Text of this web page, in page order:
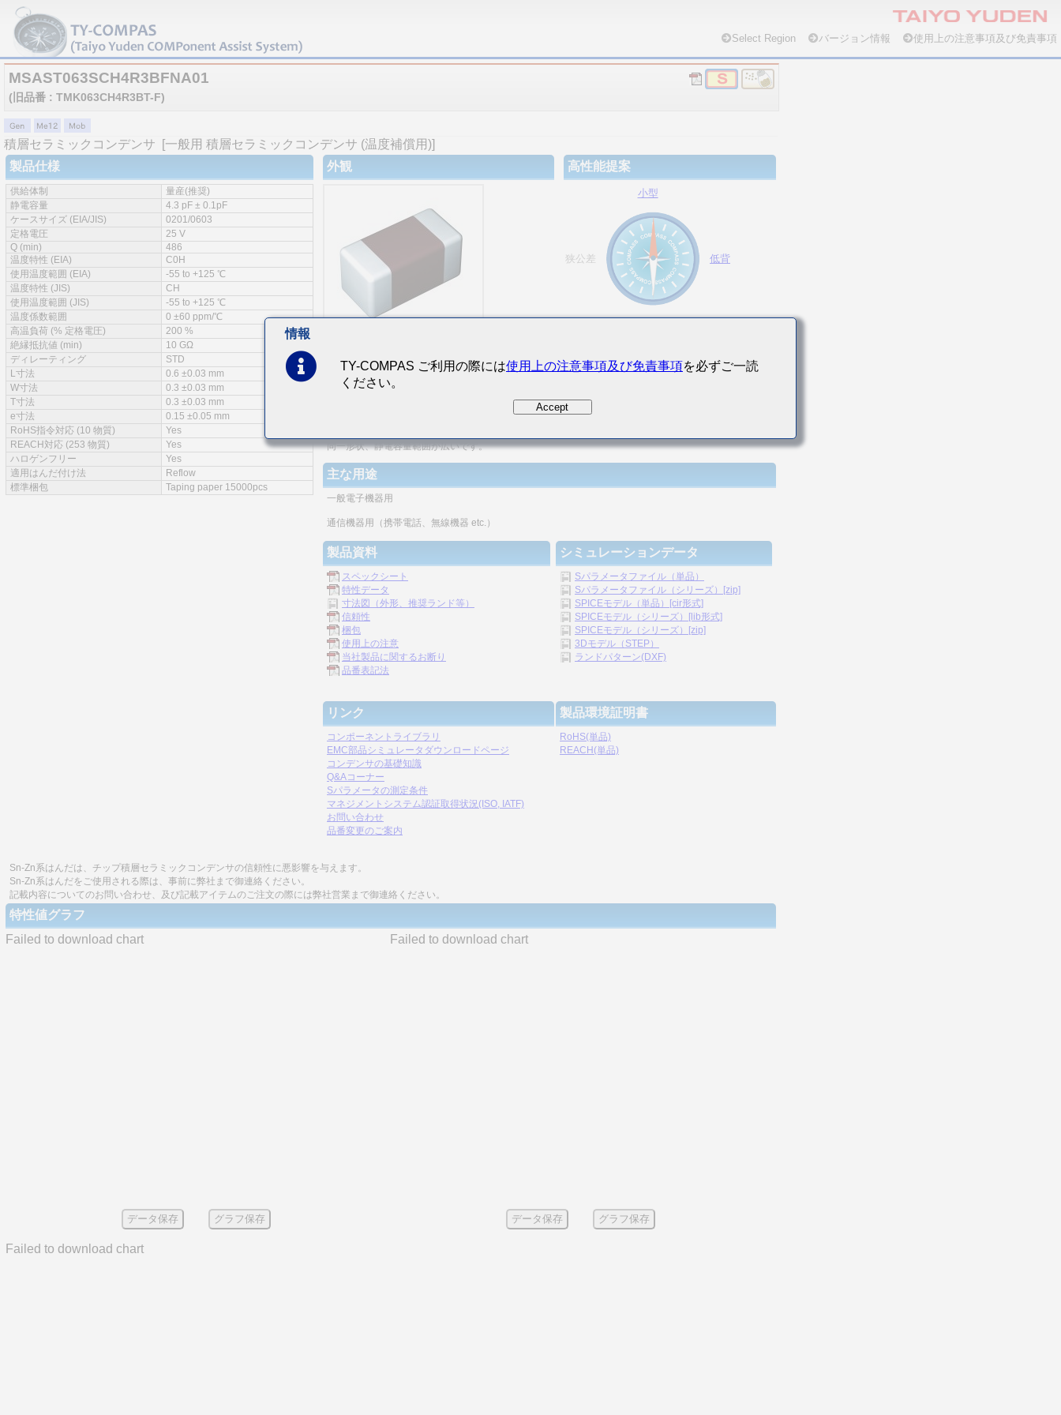
Select Region バージョン情報 使用上の注意事項及び免責事項
MSAST063SCH4R3BFNA01
(旧品番 : TMK063CH4R3BT-F)
積層セラミックコンデンサ
[一般用 積層セラミックコンデンサ (温度補償用)]
製品仕様
供給体制
量産(推奨)
静電容量
4.3 pF ± 0.1pF
ケースサイズ (EIA/JIS)
0201/0603
定格電圧
25 V
Q (min)
486
温度特性 (EIA)
C0H
使用温度範囲 (EIA)
-55 to +125 ℃
温度特性 (JIS)
CH
使用温度範囲 (JIS)
-55 to +125 ℃
温度係数範囲
0 ±60 ppm/℃
高温負荷 (% 定格電圧)
200 %
絶縁抵抗値 (min)
10 GΩ
ディレーティング
STD
L寸法
0.6 ±0.03 mm
W寸法
0.3 ±0.03 mm
T寸法
0.3 ±0.03 mm
e寸法
0.15 ±0.05 mm
RoHS指令対応 (10 物質)
Yes
REACH対応 (253 物質)
Yes
ハロゲンフリー
Yes
適用はんだ付け法
Reflow
標準梱包
Taping paper 15000pcs
外観 高性能提案
小型
狭公差 低背
特徴
同一形状、静電容量範囲が広いです。
主な用途
一般電子機器用
通信機器用（携帯電話、無線機器 etc.）
製品資料
スペックシート
特性データ
寸法図（外形、推奨ランド等）
信頼性
梱包
使用上の注意
当社製品に関するお断り
品番表記法
シミュレーションデータ
Sパラメータファイル（単品）
Sパラメータファイル（シリーズ）[zip]
SPICEモデル（単品）[cir形式]
SPICEモデル（シリーズ）[lib形式]
SPICEモデル（シリーズ）[zip]
3Dモデル（STEP）
ランドパターン(DXF)
リンク
コンポーネントライブラリ
EMC部品シミュレータダウンロードページ
コンデンサの基礎知識
Q&Aコーナー
Sパラメータの測定条件
マネジメントシステム認証取得状況(ISO, IATF)
お問い合わせ
品番変更のご案内
製品環境証明書
RoHS(単品)
REACH(単品)
Sn-Zn系はんだは、チップ積層セラミックコンデンサの信頼性に悪影響を与えます。
Sn-Zn系はんだをご使用される際は、事前に弊社まで御連絡ください。
記載内容についてのお問い合わせ、及び記載アイテムのご注文の際には弊社営業まで御連絡ください。
特性値グラフ
Failed to download chart
データ保存 グラフ保存
Failed to download chart
データ保存 グラフ保存
Failed to download chart
情報
TY-COMPAS ご利用の際には使用上の注意事項及び免責事項を必ずご一読
ください。
Accept